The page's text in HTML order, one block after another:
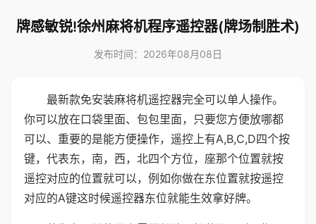
牌感敏锐!徐州麻将机程序遥控器(牌场制胜术)
发布时间：2026年08月08日
最新款免安装麻将机遥控器完全可以单人操作。
你可以放在口袋里面、包包里面，只要您方便放哪都
可以、重要的是能方便操作，遥控上有A,B,C,D四个按
键，代表东，南，西，北四个方位，座那个位置就按
遥控对应的位置就可以，例如你做在东位置就按遥控
对应的A键这时候遥控器东位就能生效拿好牌。